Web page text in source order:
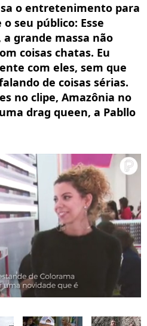
o entretenimento para
seu público: Esse
grande massa não
coisas chatas. Eu
com eles, sem que
de coisas sérias.
no clipe, Amazônia no
drag queen, a Pabllo